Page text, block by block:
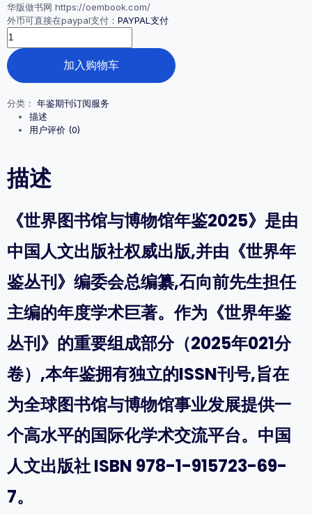
华版做书网 https://oembook.com/
外币可直接在paypal支付： PAYPAL支付
《世
界
图
书
与
鉴
2025》
购
量
加入购物车
分类： 年鉴期刊订阅服务
描述
用户评价 (0)
描述
《世界图书馆与博物馆年鉴2025》是由
中国人文出版社权威出版,并由《世界年
鉴丛刊》编委会总编纂,石向前先生担任
主编的年度学术巨著。作为《世界年鉴
丛刊》的重要组成部分（2025年021分
卷）,本年鉴拥有独立的ISSN刊号,旨在
为全球图书馆与博物馆事业发展提供一
个高水平的国际化学术交流平台。中国
人文出版社 ISBN 978-1-915723-69-
7。